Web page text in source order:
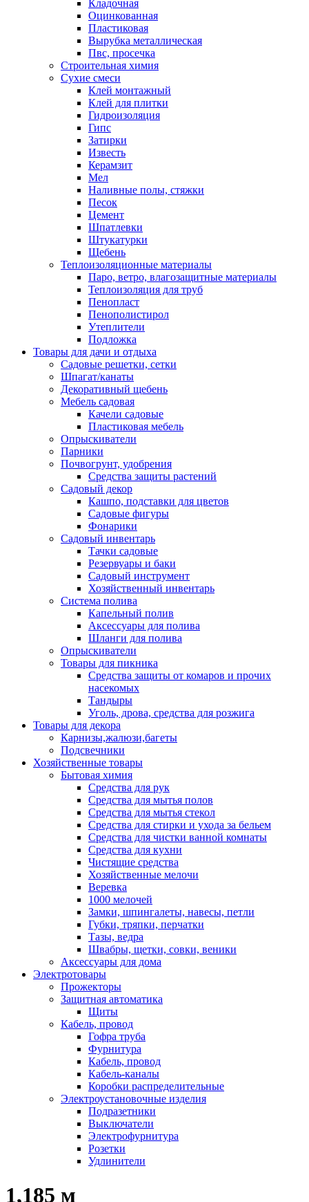
Кладочная
Оцинкованная
Пластиковая
Вырубка металлическая
Пвс, просечка
Строительная химия
Сухие смеси
Клей монтажный
Клей для плитки
Гидроизоляция
Гипс
Затирки
Известь
Керамзит
Мел
Наливные полы, стяжки
Песок
Цемент
Шпатлевки
Штукатурки
Щебень
Теплоизоляционные материалы
Паро, ветро, влагозащитные материалы
Теплоизоляция для труб
Пенопласт
Пенополистирол
Утеплители
Подложка
Товары для дачи и отдыха
Садовые решетки, сетки
Шпагат/канаты
Декоративный щебень
Мебель садовая
Качели садовые
Пластиковая мебель
Опрыскиватели
Парники
Почвогрунт, удобрения
Средства защиты растений
Садовый декор
Кашпо, подставки для цветов
Садовые фигуры
Фонарики
Садовый инвентарь
Тачки садовые
Резервуары и баки
Садовый инструмент
Хозяйственный инвентарь
Система полива
Капельный полив
Аксессуары для полива
Шланги для полива
Опрыскиватели
Товары для пикника
Средства защиты от комаров и прочих
насекомых
Тандыры
Уголь, дрова, средства для розжига
Товары для декора
Карнизы,жалюзи,багеты
Подсвечники
Хозяйственные товары
Бытовая химия
Средства для рук
Средства для мытья полов
Средства для мытья стекол
Средства для стирки и ухода за бельем
Средства для чистки ванной комнаты
Средства для кухни
Чистящие средства
Хозяйственные мелочи
Веревка
1000 мелочей
Замки, шпингалеты, навесы, петли
Губки, тряпки, перчатки
Тазы, ведра
Швабры, щетки, совки, веники
Аксессуары для дома
Электротовары
Прожекторы
Защитная автоматика
Щиты
Кабель, провод
Гофра труба
Фурнитура
Кабель, провод
Кабель-каналы
Коробки распределительные
Электроустановочные изделия
Подразетники
Выключатели
Электрофурнитура
Розетки
Удлинители
1,185 м